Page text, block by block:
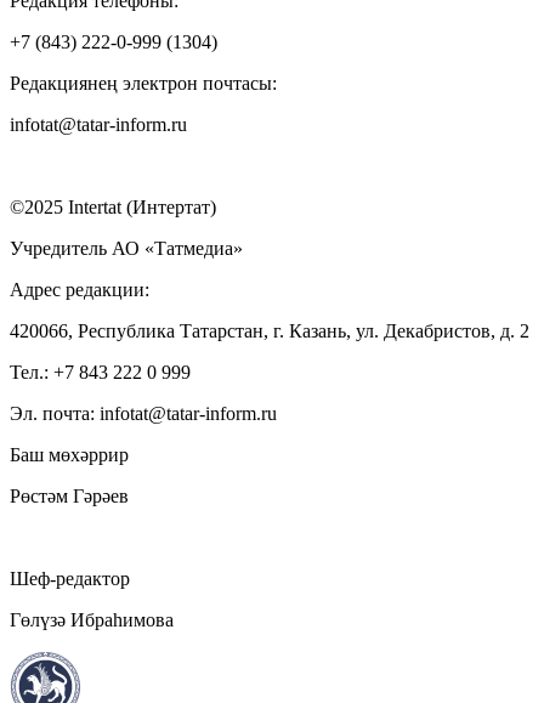
+7 (843) 222-0-999 (1304)
Редакциянең электрон почтасы:
infotat@tatar-inform.ru
©2025 Intertat (Интертат)
Учредитель АО «Татмедиа»
Адрес редакции:
420066, Республика Татарстан, г. Казань, ул. Декабристов, д. 2
Тел.: +7 843 222 0 999
Эл. почта: infotat@tatar-inform.ru
Баш мөхәррир
Рөстәм Гәрәев
Шеф-редактор
Гөлүзә Ибраһимова